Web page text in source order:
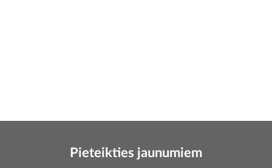
Pieteikties jaunumiem